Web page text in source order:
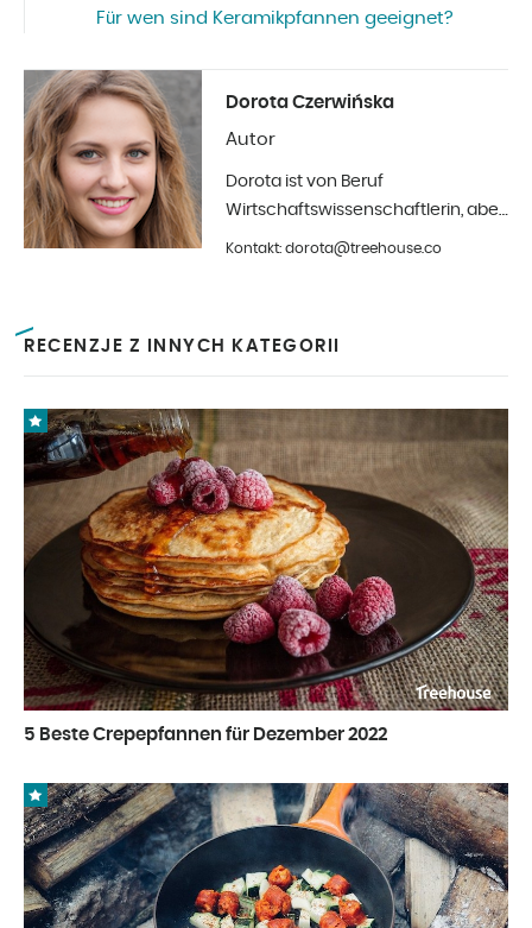
Für wen sind Keramikpfannen geeignet?
Dorota Czerwińska
Autor
Dorota ist von Beruf
Wirtschaftswissenschaftlerin, aber
ihr größtes Hobby ist die Fotografie
Kontakt: dorota@treehouse.co
RECENZJE Z INNYCH KATEGORII
5 Beste Crepepfannen für Dezember 2022